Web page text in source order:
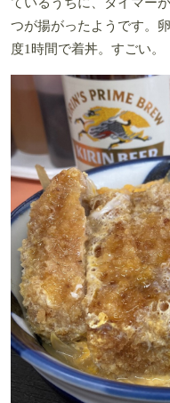
つが揚がったようです。
度1時間で着丼。すごい。